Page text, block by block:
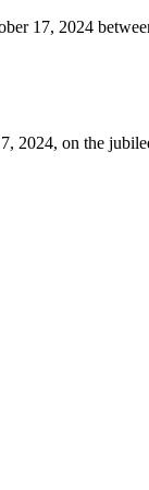
17, 2024
2024, on the